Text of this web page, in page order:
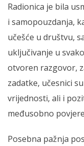
Radionica je bila
i samopouzdanja,
učešće u društvu,
uključivanje u
otvoren razgovor,
zadatke, učesnici
vrijednosti, ali i
međusobno
Posebna pažnja